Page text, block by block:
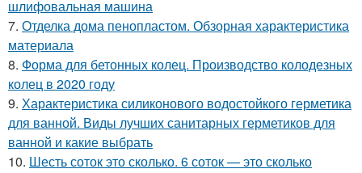
шлифовальная машина
7. Отделка дома пенопластом. Обзорная характеристика
материала
8. Форма для бетонных колец. Производство колодезных
колец в 2020 году
9. Характеристика силиконового водостойкого герметика
для ванной. Виды лучших санитарных герметиков для
ванной и какие выбрать
10. Шесть соток это сколько. 6 соток — это сколько